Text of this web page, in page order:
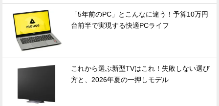
「5年前のPC」とこんなに違う！予算10万円
台前半で実現する快適PCライフ
これから選ぶ新型TVはこれ！失敗しない選び
方と、2026年夏の一押しモデル